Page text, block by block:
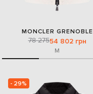
MONCLER GRENOBLE
78 27554 802 грн
M
- 29%